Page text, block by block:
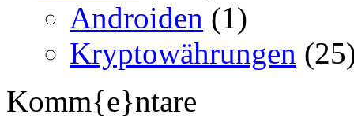
Androiden (1)
Kryptowährungen
Komm{e}ntare